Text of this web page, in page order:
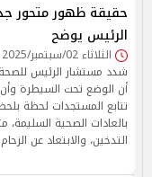
حقيقة ظهور متحور
الرئيس يوضح
الثلاثاء 02/سبتمبر/2025 - 12:06 م
شدد مستشار الرئيس
أن الوضع تحت السيطرة
تتابع المستجدات لحظة
بالعادات الصحية السليمة،
التدخين، والابتعاد عن